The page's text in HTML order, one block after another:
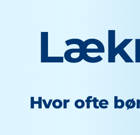
Hvor ofte